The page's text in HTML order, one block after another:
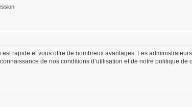
rapide et vous offre de nombreux avantages. Les
de nos conditions d’utilisation et de notre politique